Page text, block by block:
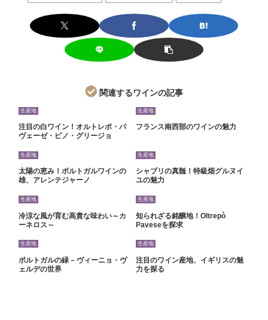
関連するワインの記事
生産地
注目の白ワイン！オルトレポ・パ
ヴェーゼ・ピノ・グリージョ
生産地
フランス南西部のワインの魅力
生産地
太陽の恵み！ポルトガルワインの
雄、アレンテジャーノ
生産地
シャブリの真髄！特級畑グルヌイ
ユの魅力
生産地
冷涼な風が育む高貴な味わい～カ
ーネロス～
生産地
知られざる銘醸地！Oltrepò
Paveseを探求
生産地
ポルトガルの緑 – ヴィーニョ・ヴ
ェルデの世界
生産地
注目のワイン産地、イギリスの魅
力を探る